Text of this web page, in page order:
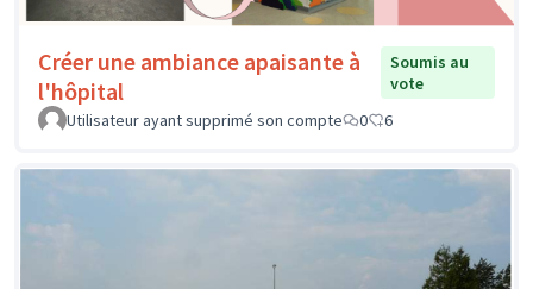
Créer une ambiance apaisante à
l'hôpital
Soumis au
vote
Utilisateur ayant supprimé son compte
0 6